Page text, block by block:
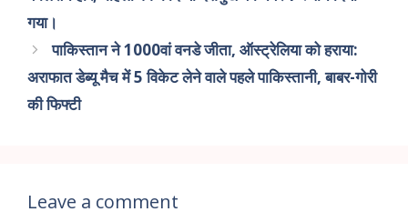
गया।
पाकिस्तान ने 1000वां वनडे जीता, ऑस्ट्रेलिया को हराया:
अराफात डेब्यू मैच में 5 विकेट लेने वाले पहले पाकिस्तानी, बाबर-गोरी
की फिफ्टी
Leave a comment